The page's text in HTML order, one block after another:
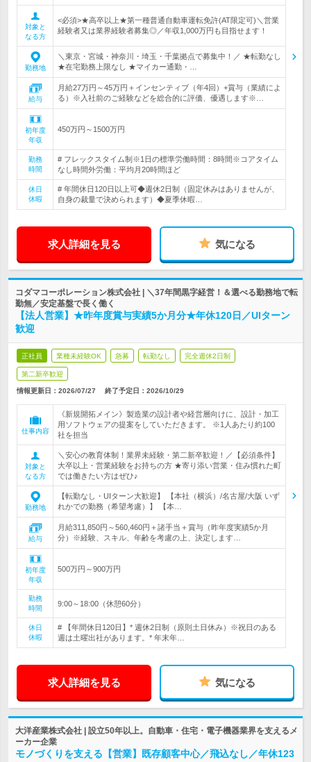
対象と
なる方
<必須>★高卒以上★第一種普通自動車運転免許(AT限定可)＼営業
経験者又は業界経験者募集◎／年収1,000万円も目指せます！
勤務地
＼東京・宮城・神奈川・埼玉・千葉拠点で募集中！／ ★転勤なし
★在宅勤務上限なし ★マイカー通勤・…
給与
月給27万円～45万円＋インセンティブ（年4回）+賞与（業績によ
る）※入社前のご経験などを総合的に評価、優遇します※…
初年度
年収
450万円～1500万円
勤務
時間
# フレックスタイム制※1日の標準労働時間：8時間※コアタイム
なし時間外労働：平均月20時間ほど
休日
休暇
# 年間休日120日以上可◆週休2日制（固定休みはありませんが、
自身の裁量で決められます）◆夏季休暇…
求人詳細を見る 気になる
コダマコーポレーション株式会社 | ＼37年間黒字経営！＆選べる勤務地で転
勤無／安定基盤で長く働く
【法人営業】★昨年度賞与実績5か月分★年休120日／UIターン
歓迎
正社員 業種未経験OK 急募 転勤なし 完全週休2日制
第二新卒歓迎
情報更新日：2026/07/27 終了予定日： 2026/10/29
仕事内容
《新規開拓メイン》製造業の設計者や経営層向けに、設計・加工
用ソフトウェアの提案をしていただきます。 ※1人あたり約100
社を担当
対象と
なる方
＼安心の教育体制！業界未経験・第二新卒歓迎！／【必須条件】
大卒以上・営業経験をお持ちの方 ★寄り添い営業・住み慣れた町
では働きたい方はぜひ♪
勤務地
【転勤なし・UIターン大歓迎】 【本社（横浜）/名古屋/大阪 いず
れかでの勤務（希望考慮）】 【本…
給与
月給311,850円～560,460円＋諸手当＋賞与（昨年度実績5か月
分）※経験、スキル、年齢を考慮の上、決定します…
初年度
年収
500万円～900万円
勤務
時間
9:00～18:00（休憩60分）
休日
休暇
# 【年間休日120日】* 週休2日制（原則土日休み）※祝日のある
週は土曜出社があります。* 年末年…
求人詳細を見る 気になる
大洋産業株式会社 | 設立50年以上。自動車・住宅・電子機器業界を支えるメ
ーカー企業
モノづくりを支える【営業】既存顧客中心／飛込なし／年休123